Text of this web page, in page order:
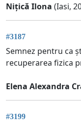
Nițică Ilona (Iasi,
#3187
Semnez pentru ca
recuperarea fizica
Elena Alexandra
#3199